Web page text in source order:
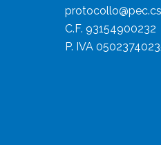
C.F. 93154900232
P. IVA